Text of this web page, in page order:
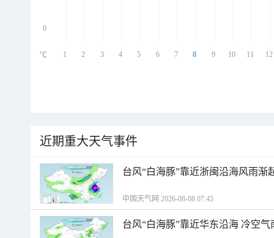
0
1 2 3 4 5 6 7 8 9 10 11 12
℃
近期重大天气事件
台风“白海豚”靠近浙闽沿海风雨渐
中国天气网 2026-08-08 07:45
台风“白海豚”靠近华东沿海 冷空